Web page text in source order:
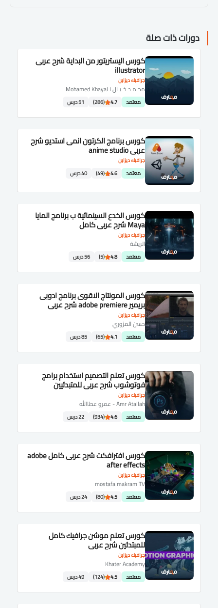
دورات ذات صلة
جرافيك ديزاين
كورس اليستريتور من البداية شرح عربى
illustrator
محـمـد خـيـال Mohamed Khayal I
معتمد 4.7
(286) 51 درس
جرافيك ديزاين
كورس برنامج الكرتون انمى استديو شرح
عربى anime studio
معتمد 4.6
(49) 40 درس
جرافيك ديزاين
كورس الخدع السينمائية ب برنامج المايا
Maya شرح عربى كامل
الريشة
معتمد 4.8
(5) 56 درس
جرافيك ديزاين
كورس المونتاج الاقوى برنامج ادوبى
بريمير adobe premiere شرح عربى
حسن المزوري
معتمد 4.1
(65) 85 درس
جرافيك ديزاين
كورس تعلم التصميم استخدام برامج
فوتوشوب شرح عربى للمتبدئيين
Amr Atallah - عمرو عطاالله
معتمد 4.6
(934) 22 درس
جرافيك ديزاين
كورس افترافكت شرح عربى كامل adobe
after effects
mostafa makram TV
معتمد 4.5
(80) 24 درس
جرافيك ديزاين
كورس تعلم موشن جرافيك كامل
للمبتدئين شرح عربى
Khater Academy
معتمد 4.5
(124) 49 درس